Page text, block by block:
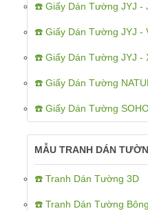
☎️ Giấy Dán Tường JYJ -
☎️ Giấy Dán Tường JYJ -
☎️ Giấy Dán Tường JYJ -
☎️ Giấy Dán Tường
☎️ Giấy Dán Tường
MẪU TRANH DÁN
☎️ Tranh Dán Tường 3D
☎️ Tranh Dán Tường